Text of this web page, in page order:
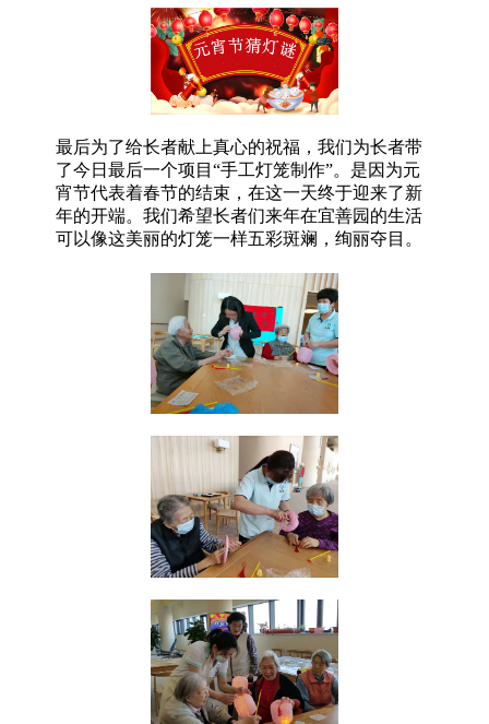
最后为了给长者献上真心的祝福，我们为长者带
了今日最后一个项目“手工灯笼制作”。是因为元
宵节代表着春节的结束，在这一天终于迎来了新
年的开端。我们希望长者们来年在宜善园的生活
可以像这美丽的灯笼一样五彩斑斓，绚丽夺目。